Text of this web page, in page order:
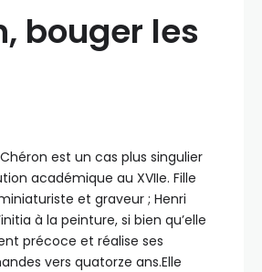
bouger les
est un cas plus singulier
académique au XVIIe. Fille
et graveur ; Henri
à la peinture, si bien qu’elle
précoce et réalise ses
vers quatorze ans.Elle